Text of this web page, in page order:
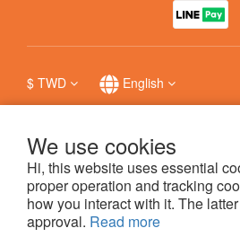
We use cookies
Hi, this website uses essential
proper operation and tracking
how you interact with it. The
approval. Read more
$ TWD English
提醒您，我們不會以電話或簡訊方式通知